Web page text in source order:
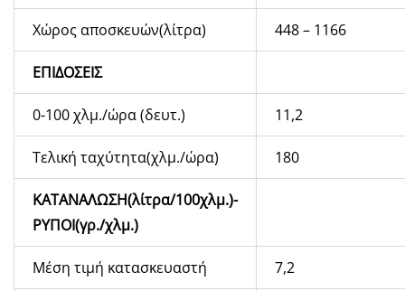
Χώρος αποσκευών(λίτρα) 448 – 1166
ΕΠΙΔΟΣΕΙΣ
0-100 χλμ./ώρα (δευτ.) 11,2
Τελική ταχύτητα(χλμ./ώρα) 180
ΚΑΤΑΝΑΛΩΣΗ(λίτρα/100χλμ.)-
ΡΥΠΟΙ(γρ./χλμ.)
Μέση τιμή κατασκευαστή 7,2